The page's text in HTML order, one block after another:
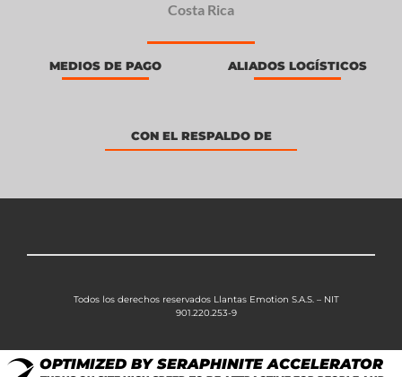
Costa Rica
MEDIOS DE PAGO ALIADOS LOGÍSTICOS
CON EL RESPALDO DE
Todos los derechos reservados Llantas Emotion S.A.S. – NIT
901.220.253-9
OPTIMIZED BY SERAPHINITE ACCELERATOR